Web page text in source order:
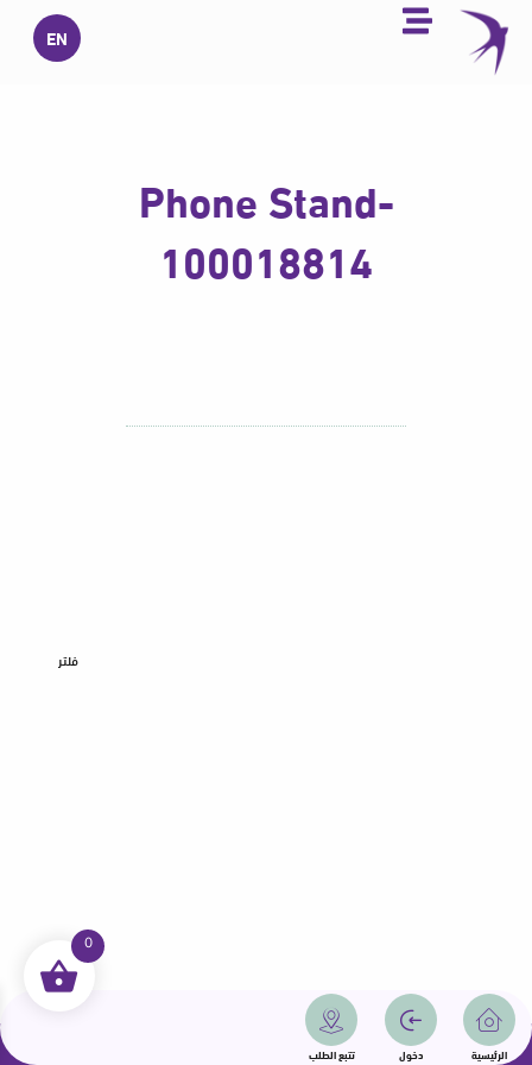
تخطي
المحتوى
EN
الرئيسية دخول تتبع الطلب
Phone Stand-
100018814
فلتر
جميع الحقوق محفوظة | سمامة 2025 | دولة قطر
0